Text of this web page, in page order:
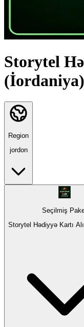
Storytel
(İordaniya)
Region
jordon
Seçilmiş
Storytel Hədiyyə Kartı